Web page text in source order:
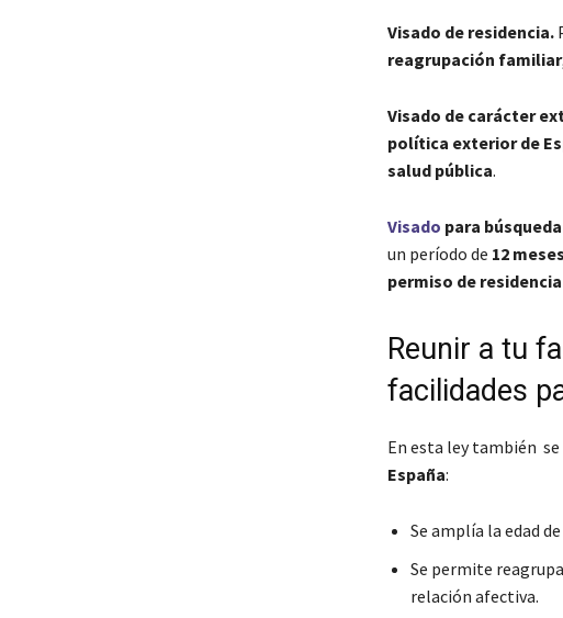
Visado de residencia.
reagrupación familiar
Visado de carácter
política exterior de
salud pública.
Visado para
un período de 12 meses
permiso de
Reunir a tu
facilidades
En esta ley también
España:
Se amplía la edad de
Se permite
relación afectiva.